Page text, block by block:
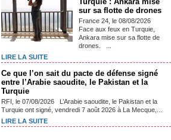
sur sa flotte de drones
France 24, le 08/08/2026
Face aux feux en Turquie,
Ankara mise sur sa flotte de
drones. ...
LIRE LA SUITE
Ce que l’on sait du pacte de défense signé
entre l’Arabie saoudite, le Pakistan et la
Turquie
RFI, le 07/08/2026 L’Arabie saoudite, le Pakistan et la
Turquie ont signé, vendredi 7 août 2026 à La Mecque,...
LIRE LA SUITE